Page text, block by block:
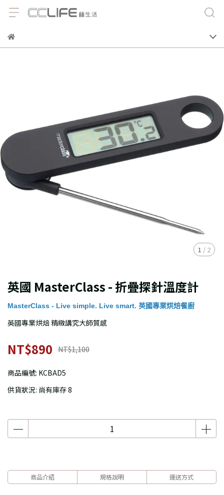
1 / 2
英國 MasterClass - 折疊探針溫度計
MasterClass - Live simple. Live smart. 英國專業烘焙餐廚
英國專業烘焙 精緻講究大師質感
NT$890 NT$1,100
商品編號: KCBAD5
供貨狀況: 尚有庫存 8
商品介紹 規格說明 運送方式